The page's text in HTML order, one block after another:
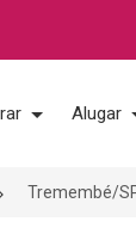
Alugar
Tremembé/